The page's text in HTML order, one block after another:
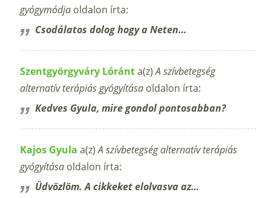
gyógymódja oldalon írta:
Csodálatos dolog hogy a Neten…
Szentgyörgyváry Lóránta(z)A szívbetegség
alternatív terápiás gyógyítása oldalon írta:
Kedves Gyula, mire gondol pontosabban?
Kajos Gyula a(z)A szívbetegség alternatív terápiás
gyógyítása oldalon írta:
Üdvözlöm. A cikkeket elolvasva az…